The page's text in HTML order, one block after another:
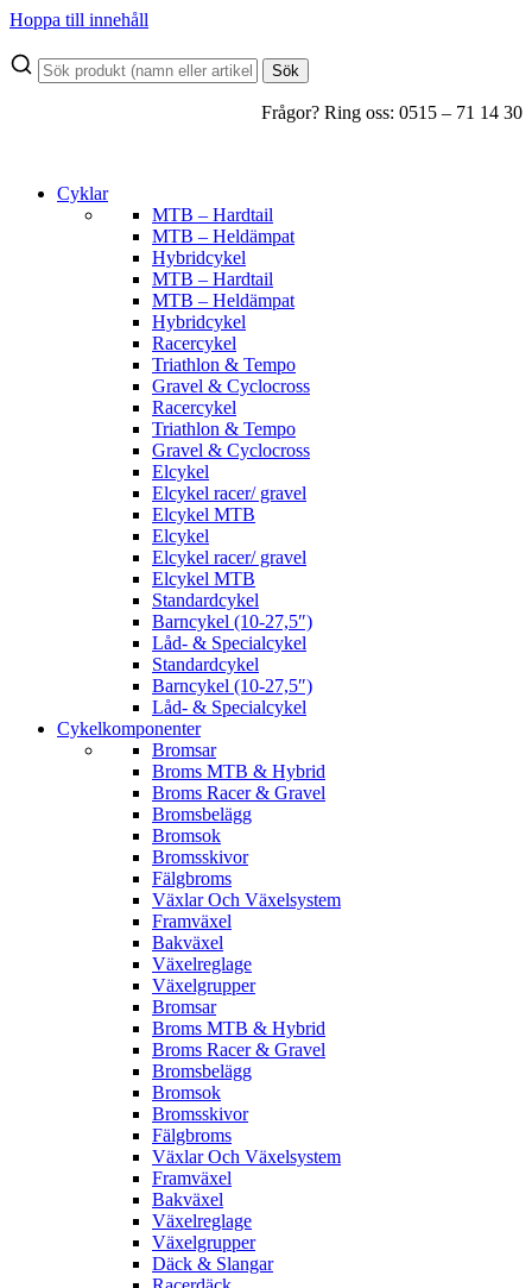
Hoppa till innehåll
Sök
Frågor? Ring oss: 0515 – 71 14 30
Cyklar
MTB – Hardtail
MTB – Heldämpat
Hybridcykel
MTB – Hardtail
MTB – Heldämpat
Hybridcykel
Racercykel
Triathlon & Tempo
Gravel & Cyclocross
Racercykel
Triathlon & Tempo
Gravel & Cyclocross
Elcykel
Elcykel racer/ gravel
Elcykel MTB
Elcykel
Elcykel racer/ gravel
Elcykel MTB
Standardcykel
Barncykel (10-27,5″)
Låd- & Specialcykel
Standardcykel
Barncykel (10-27,5″)
Låd- & Specialcykel
Cykelkomponenter
Bromsar
Broms MTB & Hybrid
Broms Racer & Gravel
Bromsbelägg
Bromsok
Bromsskivor
Fälgbroms
Växlar Och Växelsystem
Framväxel
Bakväxel
Växelreglage
Växelgrupper
Bromsar
Broms MTB & Hybrid
Broms Racer & Gravel
Bromsbelägg
Bromsok
Bromsskivor
Fälgbroms
Växlar Och Växelsystem
Framväxel
Bakväxel
Växelreglage
Växelgrupper
Däck & Slangar